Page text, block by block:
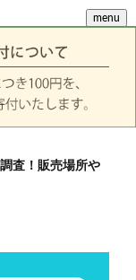
menu
査！販売場所や